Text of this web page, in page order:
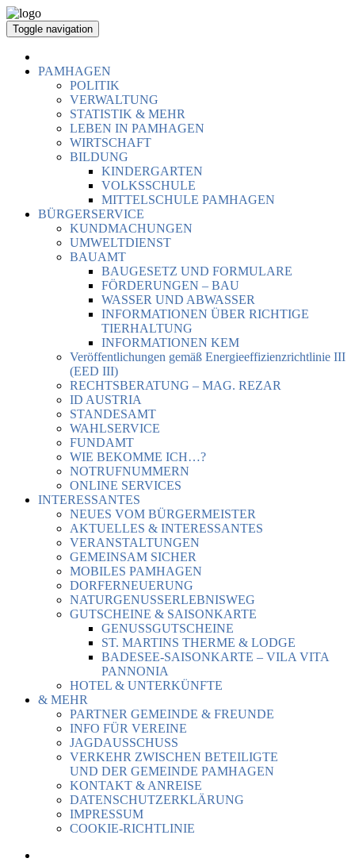
Toggle navigation
PAMHAGEN
POLITIK
VERWALTUNG
STATISTIK & MEHR
LEBEN IN PAMHAGEN
WIRTSCHAFT
BILDUNG
KINDERGARTEN
VOLKSSCHULE
MITTELSCHULE PAMHAGEN
BÜRGERSERVICE
KUNDMACHUNGEN
UMWELTDIENST
BAUAMT
BAUGESETZ UND FORMULARE
FÖRDERUNGEN – BAU
WASSER UND ABWASSER
INFORMATIONEN ÜBER RICHTIGE
TIERHALTUNG
INFORMATIONEN KEM
Veröffentlichungen gemäß Energieeffizienzrichtlinie III
(EED III)
RECHTSBERATUNG – MAG. REZAR
ID AUSTRIA
STANDESAMT
WAHLSERVICE
FUNDAMT
WIE BEKOMME ICH…?
NOTRUFNUMMERN
ONLINE SERVICES
INTERESSANTES
NEUES VOM BÜRGERMEISTER
AKTUELLES & INTERESSANTES
VERANSTALTUNGEN
GEMEINSAM SICHER
MOBILES PAMHAGEN
DORFERNEUERUNG
NATURGENUSSERLEBNISWEG
GUTSCHEINE & SAISONKARTE
GENUSSGUTSCHEINE
ST. MARTINS THERME & LODGE
BADESEE-SAISONKARTE – VILA VITA
PANNONIA
HOTEL & UNTERKÜNFTE
& MEHR
PARTNER GEMEINDE & FREUNDE
INFO FÜR VEREINE
JAGDAUSSCHUSS
VERKEHR ZWISCHEN BETEILIGTE
UND DER GEMEINDE PAMHAGEN
KONTAKT & ANREISE
DATENSCHUTZERKLÄRUNG
IMPRESSUM
COOKIE-RICHTLINIE